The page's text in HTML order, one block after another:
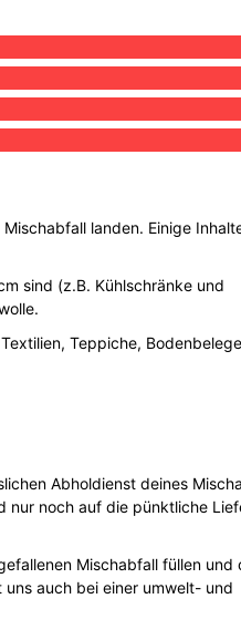
landen. Einige
sind (z.B. Kühlschränke und
Teppiche,
Abholdienst deines
nur noch auf die pünktliche
Mischabfall füllen und
auch bei einer umwelt- und